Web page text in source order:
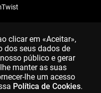
clicar em «Aceitar»,
dos seus dados de
público e gerar
manter as suas
lhe um acesso
Política de Cookies.